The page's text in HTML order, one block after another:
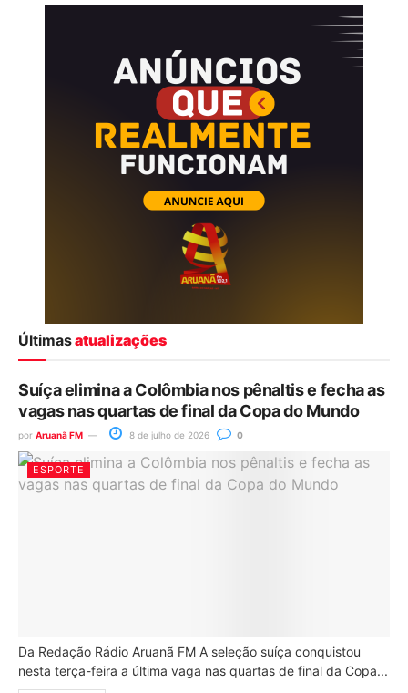
Últimasatualizações
Suíça elimina a Colômbia nos pênaltis e fecha as
vagas nas quartas de final da Copa do Mundo
por Aruanã FM 8 de julho de 2026 0
ESPORTE
Da Redação Rádio Aruanã FM A seleção suíça conquistou
nesta terça-feira a última vaga nas quartas de final da Copa...